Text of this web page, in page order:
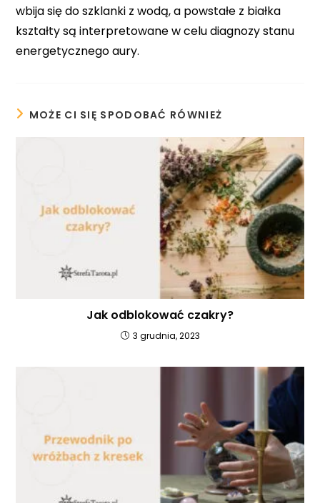
wbija się do szklanki z wodą, a powstałe z białka
kształty są interpretowane w celu diagnozy stanu
energetycznego aury.
MOŻE CI SIĘ SPODOBAĆ RÓWNIEŻ
Jak odblokować czakry?
3 grudnia, 2023